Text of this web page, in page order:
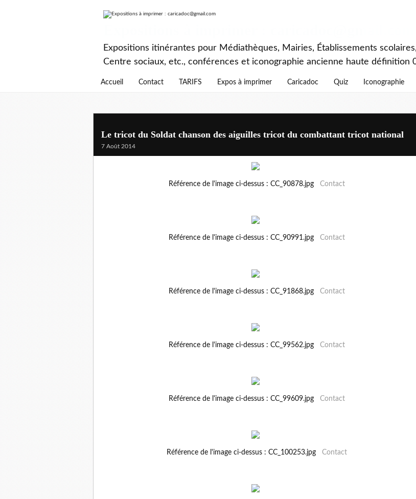
Expositions itinérantes pour Médiathèques, Mairies, Établissements
Centre sociaux, etc., conférences et iconographie ancienne haute définition
Accueil Contact TARIFS Expos à imprimer Caricadoc Quiz Iconographie
Le tricot du Soldat chanson des aiguilles tricot du combattant tricot national
7 Août 2014
Référence de l'image ci-dessus : CC_90878.jpg Contact
Référence de l'image ci-dessus : CC_90991.jpg Contact
Référence de l'image ci-dessus : CC_91868.jpg Contact
Référence de l'image ci-dessus : CC_99562.jpg Contact
Référence de l'image ci-dessus : CC_99609.jpg Contact
Référence de l'image ci-dessus : CC_100253.jpg Contact